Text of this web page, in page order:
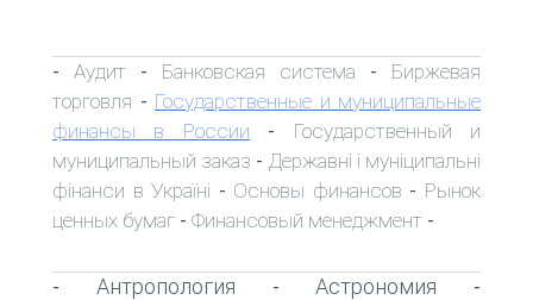
- Аудит - Банковская система - Биржевая
торговля - Государственные и муниципальные
финансы в России - Государственный и
муниципальный заказ - Державні і муніципальні
фінанси в Україні - Основы финансов - Рынок
ценных бумаг - Финансовый менеджмент -
- Антропология -Астрономия -